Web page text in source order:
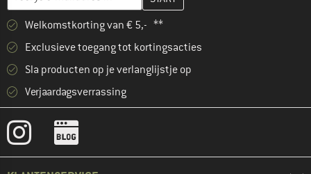
Welkomstkorting van € 5,- **
Exclusieve toegang tot kortingsacties
Sla producten op je verlanglijstje op
Verjaardagsverrassing